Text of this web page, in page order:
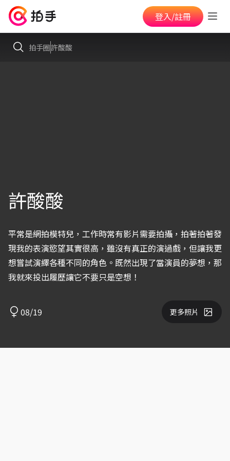
登入/註冊
拍手圈許酸酸
許酸酸
平常是網拍模特兒，工作時常有影片需要拍攝，拍著拍著發
現我的表演慾望其實很高，雖沒有真正的演過戲，但讓我更
想嘗試演繹各種不同的角色。既然出現了當演員的夢想，那
我就來投出履歷讓它不要只是空想！
08/19 更多照片